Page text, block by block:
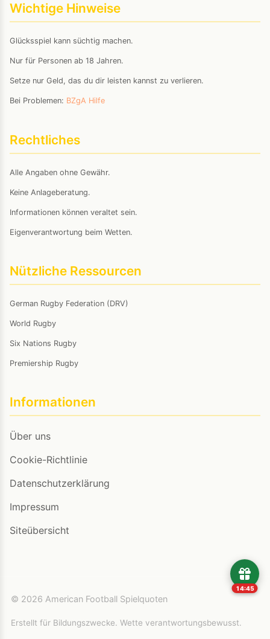
Wichtige Hinweise
Glücksspiel kann süchtig machen.
Nur für Personen ab 18 Jahren.
Setze nur Geld, das du dir leisten kannst zu verlieren.
Bei Problemen: BZgA Hilfe
Rechtliches
Alle Angaben ohne Gewähr.
Keine Anlageberatung.
Informationen können veraltet sein.
Eigenverantwortung beim Wetten.
Nützliche Ressourcen
German Rugby Federation (DRV)
World Rugby
Six Nations Rugby
Premiership Rugby
Informationen
Über uns
Cookie-Richtlinie
Datenschutzerklärung
Impressum
Siteübersicht
© 2026 American Football Spielquoten
Erstellt für Bildungszwecke. Wette verantwortungsbewusst.
14:45